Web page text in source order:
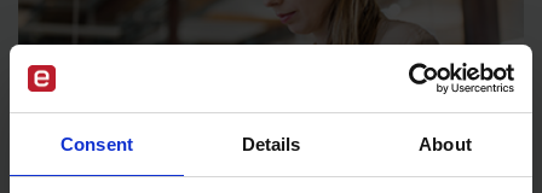
Consent Details About